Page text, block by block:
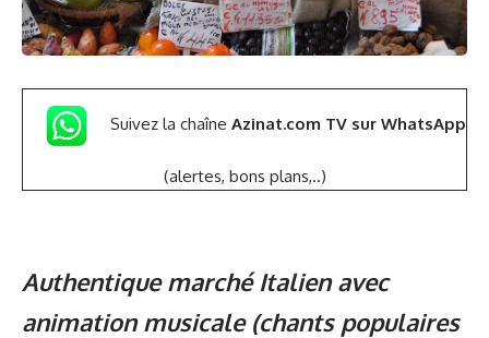
Suivez la chaîne Azinat.com TV sur WhatsApp
(alertes, bons plans,..)
Authentique marché Italien avec
animation musicale (chants populaires